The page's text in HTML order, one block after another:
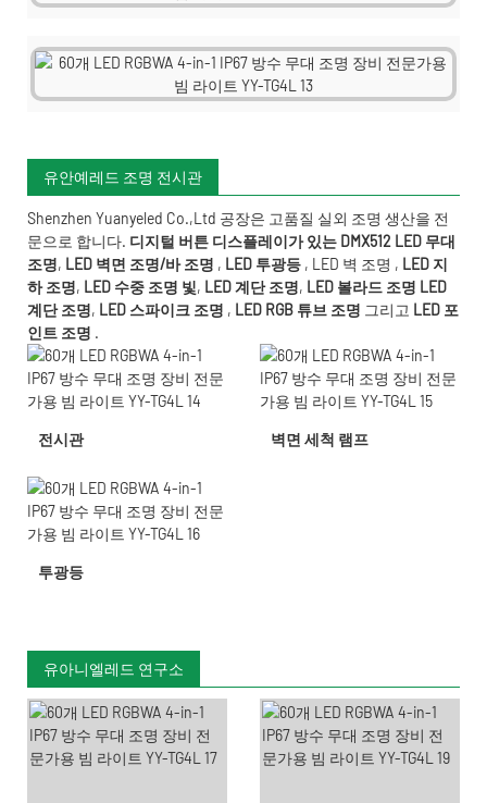
유안예레드 조명 전시관
Shenzhen Yuanyeled Co.,Ltd 공장은 고품질 실외 조명 생산을 전
문으로 합니다. 디지털 버튼 디스플레이가 있는 DMX512 LED 무대
조명, LED 벽면 조명/바 조명 , LED 투광등 , LED 벽 조명 , LED 지
하 조명, LED 수중 조명 빛, LED 계단 조명, LED 볼라드 조명 LED
계단 조명, LED 스파이크 조명 , LED RGB 튜브 조명 그리고 LED 포
인트 조명 .
전시관 벽면 세척 램프
투광등
유아니엘레드 연구소